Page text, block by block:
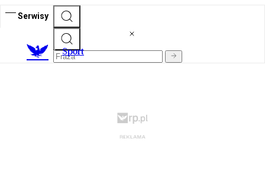
Serwisy
Sport